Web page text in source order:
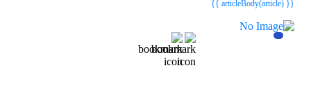
{{ articleBody(article) }}